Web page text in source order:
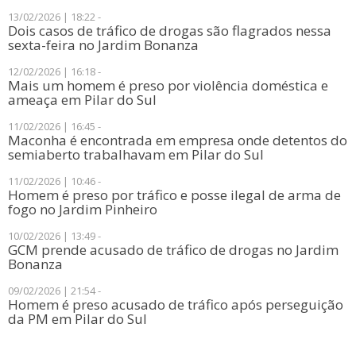
13/02/2026 | 18:22 -
Dois casos de tráfico de drogas são flagrados nessa
sexta-feira no Jardim Bonanza
12/02/2026 | 16:18 -
Mais um homem é preso por violência doméstica e
ameaça em Pilar do Sul
11/02/2026 | 16:45 -
Maconha é encontrada em empresa onde detentos do
semiaberto trabalhavam em Pilar do Sul
11/02/2026 | 10:46 -
​Homem é preso por tráfico e posse ilegal de arma de
fogo no Jardim Pinheiro
10/02/2026 | 13:49 -
​GCM prende acusado de tráfico de drogas no Jardim
Bonanza
09/02/2026 | 21:54 -
Homem é preso acusado de tráfico após perseguição
da PM em Pilar do Sul